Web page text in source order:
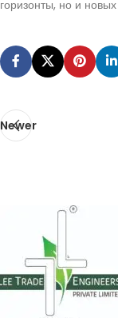
горизонты, но и
Newer